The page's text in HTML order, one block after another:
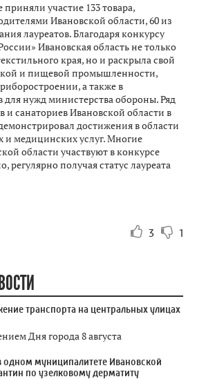
приняли участие 133 товара,
Ивановской области, 60 из
лауреатов. Благодаря конкурсу
Ивановская область не только
края, но и раскрыла свой
и пищевой промышленности,
а также в
для нужд министерства обороны. Ряд
санаториев Ивановской области в
достижения в области
и медицинских услуг. Многие
области участвуют в конкурсе
регулярно получая статус лауреата
3 1
транспорта на центральных улицах
Дня города 8 августа
одном муниципалитете Ивановской
по узелковому дерматиту